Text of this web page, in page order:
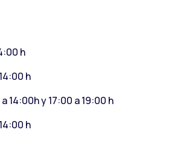
h
h
14:00h y 17:00 a 19:00 h
h